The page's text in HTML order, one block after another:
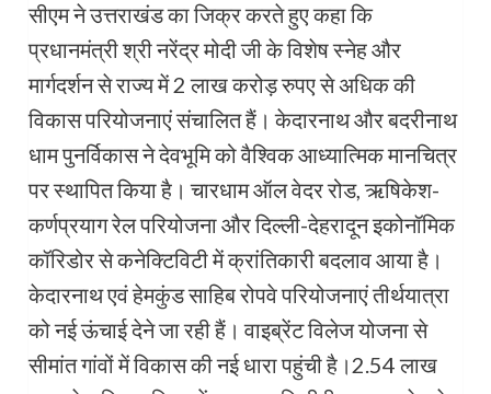
सीएम ने उत्तराखंड का जिक्र करते हुए कहा कि
प्रधानमंत्री श्री नरेंद्र मोदी जी के विशेष स्नेह और
मार्गदर्शन से राज्य में 2 लाख करोड़ रुपए से अधिक की
विकास परियोजनाएं संचालित हैं। केदारनाथ और बदरीनाथ
धाम पुनर्विकास ने देवभूमि को वैश्विक आध्यात्मिक मानचित्र
पर स्थापित किया है। चारधाम ऑल वेदर रोड, ऋषिकेश-
कर्णप्रयाग रेल परियोजना और दिल्ली-देहरादून इकोनॉमिक
कॉरिडोर से कनेक्टिविटी में क्रांतिकारी बदलाव आया है।
केदारनाथ एवं हेमकुंड साहिब रोपवे परियोजनाएं तीर्थयात्रा
को नई ऊंचाई देने जा रही हैं। वाइब्रेंट विलेज योजना से
सीमांत गांवों में विकास की नई धारा पहुंची है।2.54 लाख